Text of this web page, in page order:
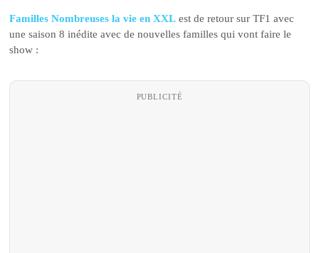
Familles Nombreuses la vie en XXL est de retour sur TF1 avec
une saison 8 inédite avec de nouvelles familles qui vont faire le
show :
PUBLICITÉ